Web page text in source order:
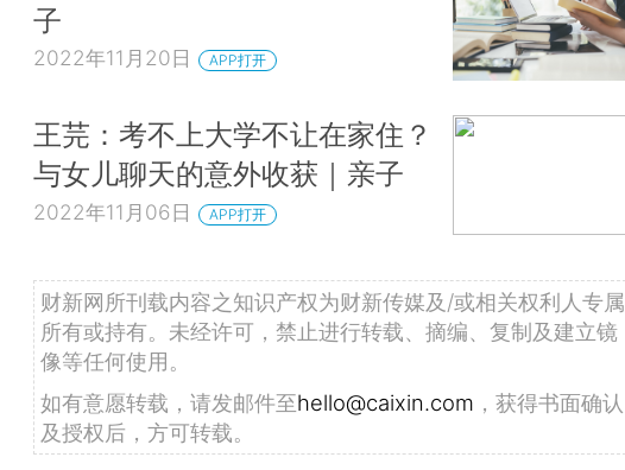
子
2022年11月20日 APP打开
王芫：考不上大学不让在家住？
与女儿聊天的意外收获｜亲子
2022年11月06日 APP打开
财新网所刊载内容之知识产权为财新传媒及/或相关权利人专属
所有或持有。未经许可，禁止进行转载、摘编、复制及建立镜
像等任何使用。
如有意愿转载，请发邮件至hello@caixin.com ，获得书面确认
及授权后，方可转载。